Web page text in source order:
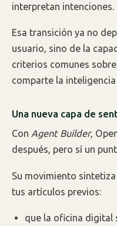
interpretan intenciones.
Esa transición ya no
usuario, sino de la
criterios comunes
comparte la
Una nueva capa de
Con Agent Builder,
después, pero sí un
Su movimiento
tus artículos previos:
que la oficina digital